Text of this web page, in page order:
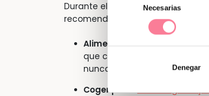
consentimiento
Necesarias
Denegar
Durante el embarazo, presta
recomendaciones pueden
Alimentación:toma
que conseguirás con una
nunca!
Coger peso: evita coger